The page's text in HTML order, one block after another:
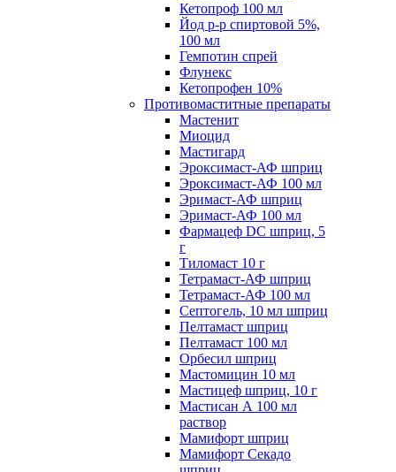
Кетопроф 100 мл
Йод р-р спиртовой 5%,
100 мл
Гемпотин спрей
Флунекс
Кетопрофен 10%
Противомаститные препараты
Мастенит
Миоцид
Мастигард
Эроксимаст-АФ шприц
Эроксимаст-АФ 100 мл
Эримаст-АФ шприц
Эримаст-АФ 100 мл
Фармацеф DC шприц, 5
г
Тиломаст 10 г
Тетрамаст-АФ шприц
Тетрамаст-АФ 100 мл
Септогель, 10 мл шприц
Пелтамаст шприц
Пелтамаст 100 мл
Орбесил шприц
Мастомицин 10 мл
Мастицеф шприц, 10 г
Мастисан А 100 мл
раствор
Мамифорт шприц
Мамифорт Секадо